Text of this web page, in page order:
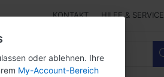
KONTAKT HILFE & SERVICE
oder ablehnen. Ihre
My-Account-Bereich